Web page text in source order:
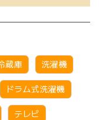
蔵庫 洗濯機
ドラム式洗濯機
テレビ